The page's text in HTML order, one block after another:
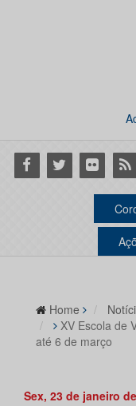
Facebook
Twitter Flickr RSS
Home
XV Escola de
até 6 de março
Sex, 23 de janeiro